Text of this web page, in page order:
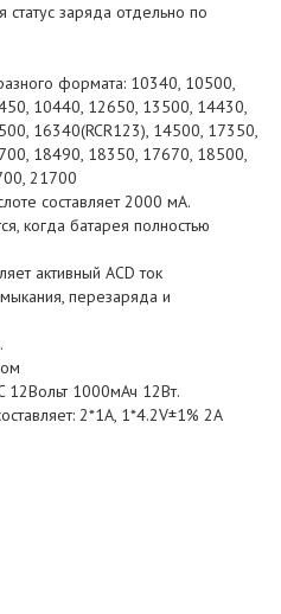
заряда отдельно по
формата: 10340, 10500,
10440, 12650, 13500, 14430,
16340(RCR123), 14500, 17350,
18490, 18350, 17670, 18500,
21700
составляет 2000 мА.
когда батарея полностью
активный ACD ток
перезаряда и
12Вольт 1000мАч 12Вт.
2*1A, 1*4.2V±1% 2A